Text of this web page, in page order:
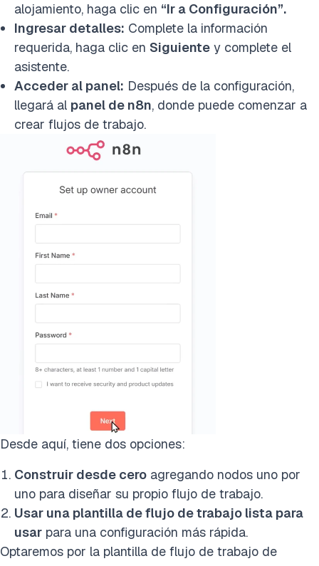
alojamiento, haga clic en “Ir a Configuración”.
Ingresar detalles: Complete la información
requerida, haga clic en Siguiente y complete el
asistente.
Acceder al panel: Después de la configuración,
llegará al panel de n8n, donde puede comenzar a
crear flujos de trabajo.
Desde aquí, tiene dos opciones:
Construir desde cero agregando nodos uno por
uno para diseñar su propio flujo de trabajo.
Usar una plantilla de flujo de trabajo lista para
usar para una configuración más rápida.
Optaremos por la plantilla de flujo de trabajo de